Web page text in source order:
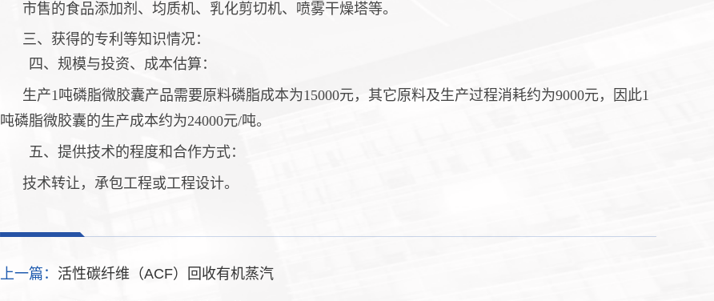
市售的食品添加剂、均质机、乳化剪切机、喷雾干燥塔等。
三、获得的专利等知识情况：
四、规模与投资、成本估算：
生产1吨磷脂微胶囊产品需要原料磷脂成本为15000元，其它原料及生产过程消耗约为9000元，因此1
吨磷脂微胶囊的生产成本约为24000元/吨。
五、提供技术的程度和合作方式：
技术转让，承包工程或工程设计。
上一篇： 活性碳纤维（ACF）回收有机蒸汽